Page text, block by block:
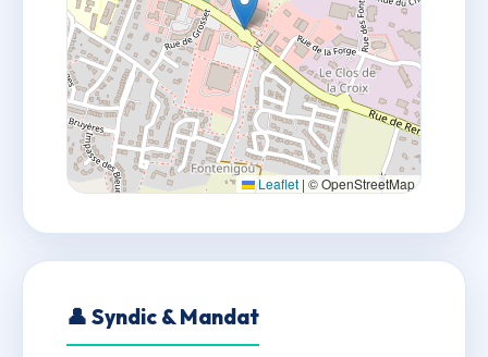
Leaflet | © OpenStreetMap
👤 Syndic & Mandat